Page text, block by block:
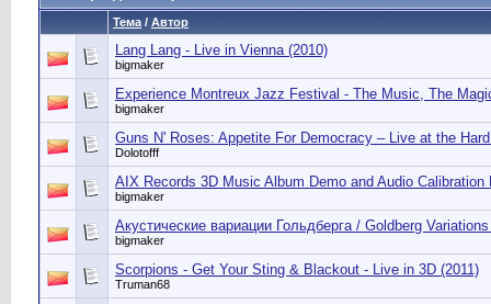
Тема / Автор
Lang Lang - Live in Vienna (2010)
bigmaker
Experience Montreux Jazz Festival - The Music, The
bigmaker
Guns N' Roses: Appetite For Democracy – Live at the
Dolotofff
AIX Records 3D Music Album Demo and Audio Calibration
bigmaker
Акустические вариации Гольдберга / Goldberg
bigmaker
Scorpions - Get Your Sting & Blackout - Live in 3D (2011)
Truman68